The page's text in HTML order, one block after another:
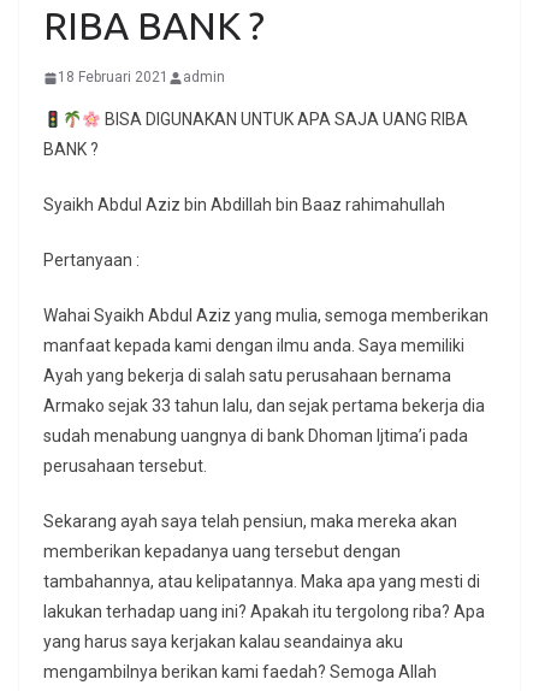
RIBA BANK ?
18 Februari 2021 admin
BISA DIGUNAKAN UNTUK APA SAJA UANG RIBA
BANK ?
Syaikh Abdul Aziz bin Abdillah bin Baaz rahimahullah
Pertanyaan :
Wahai Syaikh Abdul Aziz yang mulia, semoga memberikan
manfaat kepada kami dengan ilmu anda. Saya memiliki
Ayah yang bekerja di salah satu perusahaan bernama
Armako sejak 33 tahun lalu, dan sejak pertama bekerja dia
sudah menabung uangnya di bank Dhoman Ijtima’i pada
perusahaan tersebut.
Sekarang ayah saya telah pensiun, maka mereka akan
memberikan kepadanya uang tersebut dengan
tambahannya, atau kelipatannya. Maka apa yang mesti di
lakukan terhadap uang ini? Apakah itu tergolong riba? Apa
yang harus saya kerjakan kalau seandainya aku
mengambilnya berikan kami faedah? Semoga Allah